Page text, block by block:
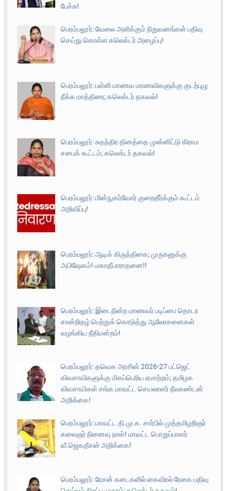
பேச்சு!
பெரம்பலூர்: வேலை அளிக்கும் நிறுவனங்கள் பதிவு
செய்து கொள்ள கலெக்டர் அழைப்பு!
பெரம்பலூர்: பள்ளி மாணவ மாணவிகளுக்கு குடற்புழு
நீக்க மாத்திரை; கலெக்டர் தகவல்!
பெரம்பலூர்: சுதந்திர தினத்தை முன்னிட்டு கிராம
சபைக் கூட்டம்; கலெக்டர் தகவல்!
பெரம்பலூர்: மின்நுகர்வோர் குறைதீர்க்கும் கூட்டம்
அறிவிப்பு!
பெரம்பலூர்: ஆடிக் கிருத்திகை; முருகனுக்கு
அபிஷேகம்! மகாதீபாராதனை!!
பெரம்பலூர்: இடைநின்ற மாணவர் படிப்பை தொடர
சான்றிதழ் பெற்றுக் கொடுத்து ஆலோசனைகள்
வழங்கிய நீதிமன்றம்!
பெரம்பலூர்: தவெக அரசின் 2026-27 பட்ஜெட்
விவசாயிகளுக்கு மிகப்பெரிய ஏமாற்றம்; தமிழக
விவசாயிகள் சங்க மாவட்ட செயலாளர் நீலகண்டன்
அறிக்கை!
பெரம்பலூர்: மாவட்ட தி.மு.க. சார்பில் முத்தமிழறிஞர்
கலைஞர் நினைவு நாள்! மாவட்ட பொறுப்பாளர்
வீ.ஜெகதீசன் அறிக்கை!
பெரம்பலூர்: ரேசன் கடைகளில் கைவிரல் ரேகை பதிவு